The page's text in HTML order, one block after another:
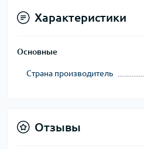
Характеристики
Основные
Страна производитель
Отзывы